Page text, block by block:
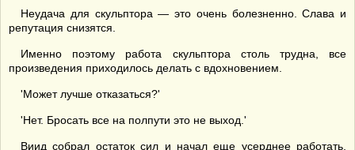
Неудача для скульптора — это очень болезненно. Слава и
репутация снизятся.
Именно поэтому работа скульптора столь трудна, все
произведения приходилось делать с вдохновением.
'Может лучше отказаться?'
'Нет. Бросать все на полпути это не выход.'
Виид собрал остаток сил и начал еще усерднее работать,